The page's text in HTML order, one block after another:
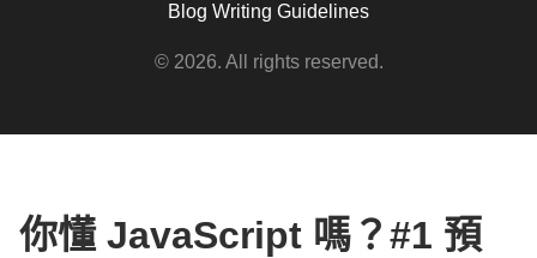
Blog Writing Guidelines
© 2026. All rights reserved.
你懂 JavaScript 嗎？#1 預